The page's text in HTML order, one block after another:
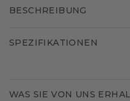
BESCHREIBUNG
SPEZIFIKATIONEN
WAS SIE VON UNS